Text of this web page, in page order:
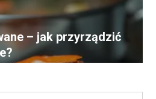
– jak przyrządzić